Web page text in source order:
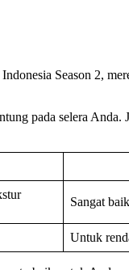
Season 2,
pada selera Anda.
Sangat
Untuk